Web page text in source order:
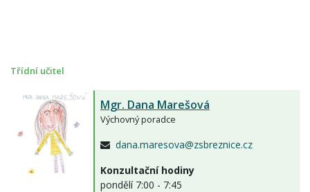
Třídní učitel
Mgr. Dana Marešová
Výchovný poradce
dana.maresova@zsbreznice.cz
Konzultační hodiny
pondělí 7:00 - 7:45